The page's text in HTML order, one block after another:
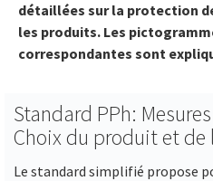
détaillées sur la protection
les produits. Les
correspondantes sont
Standard PPh:
Choix du produit et
Le standard simplifié propose